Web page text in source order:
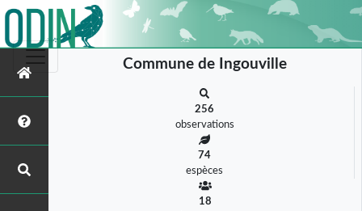
Commune de Ingouville
256
observations
74
espèces
18